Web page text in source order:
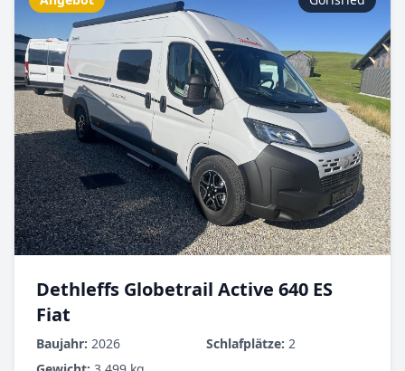
Dethleffs Globetrail Active 640 ES
Fiat
Baujahr: 2026 Schlafplätze: 2